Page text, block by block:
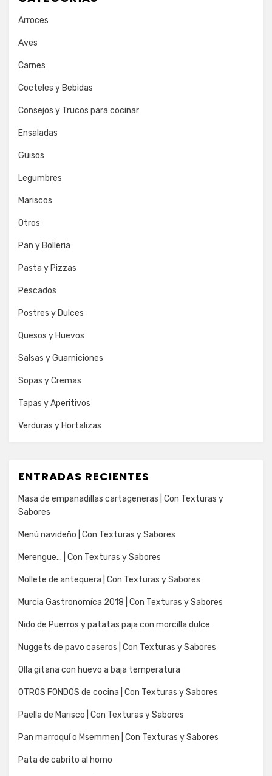
Arroces
Aves
Carnes
Cocteles y Bebidas
Consejos y Trucos para cocinar
Ensaladas
Guisos
Legumbres
Mariscos
Otros
Pan y Bolleria
Pasta y Pizzas
Pescados
Postres y Dulces
Quesos y Huevos
Salsas y Guarniciones
Sopas y Cremas
Tapas y Aperitivos
Verduras y Hortalizas
ENTRADAS RECIENTES
Masa de empanadillas cartageneras | Con Texturas y
Sabores
Menú navideño | Con Texturas y Sabores
Merengue… | Con Texturas y Sabores
Mollete de antequera | Con Texturas y Sabores
Murcia Gastronomíca 2018 | Con Texturas y Sabores
Nido de Puerros y patatas paja con morcilla dulce
Nuggets de pavo caseros | Con Texturas y Sabores
Olla gitana con huevo a baja temperatura
OTROS FONDOS de cocina | Con Texturas y Sabores
Paella de Marisco | Con Texturas y Sabores
Pan marroquí o Msemmen | Con Texturas y Sabores
Pata de cabrito al horno